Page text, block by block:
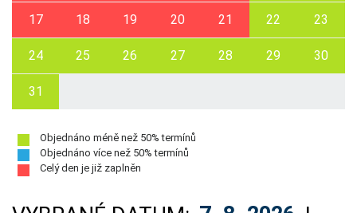
17 18 19 20 21 22 23
24 25 26 27 28 29 30
31
Objednáno méně než 50% termínů
Objednáno více než 50% termínů
Celý den je již zaplněn